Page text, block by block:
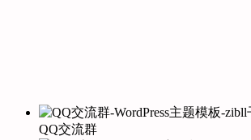
QQ交流群